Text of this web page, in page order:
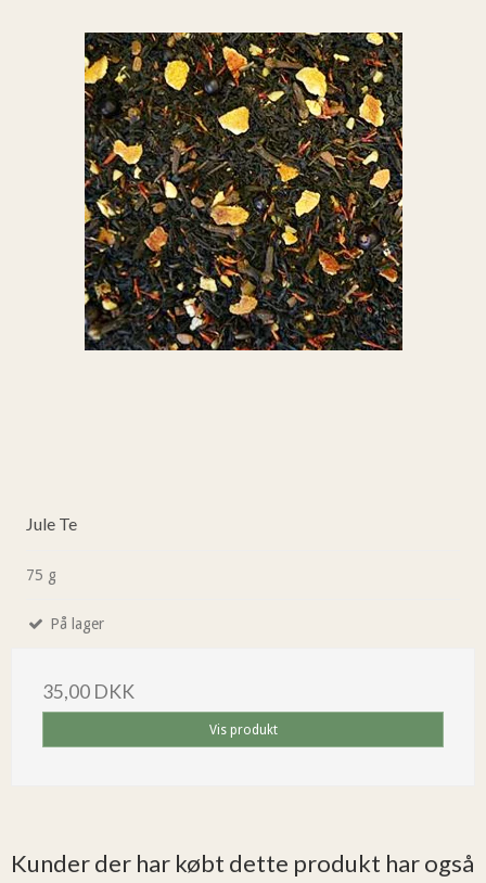
Jule Te
75 g
På lager
35,00 DKK
Vis produkt
Kunder der har købt dette produkt har også